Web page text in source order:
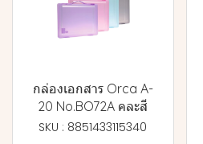
กล่องเอกสาร Orca A-
20 No.BO72A คละสี
SKU : 8851433115340